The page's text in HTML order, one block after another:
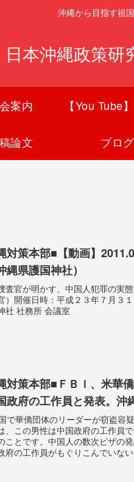
沖縄から目指す祖
日本沖縄政策研
案内
論文 ブログ
対策本部■【動画】
縄県護国神社）
査官が明かす、中国人犯罪の
）開催日時：平成２３年７月３
社 社務所 会議室
対策本部■ＦＢＩ、米華
府の工作員と発表。沖
で華僑団体のリーダーが窃盗容
、この男性は中国政府の工作員
ことです。中国人の数次ビザの
府の工作員がもぐりこんでいな